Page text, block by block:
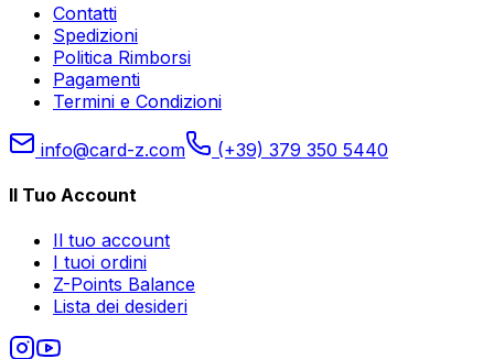
Contatti
Spedizioni
Politica Rimborsi
Pagamenti
Termini e Condizioni
info@card-z.com (+39) 379 350 5440
Il Tuo Account
Il tuo account
I tuoi ordini
Z-Points Balance
Lista dei desideri